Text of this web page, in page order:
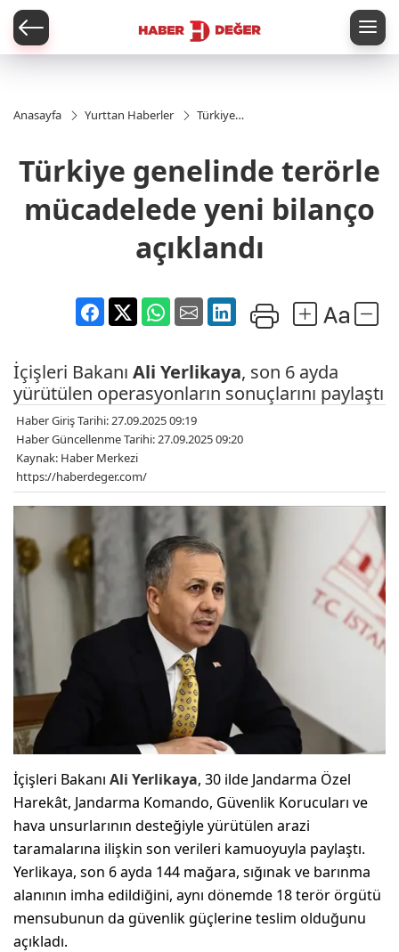
Anasayfa Yurttan Haberler
Türkiye
mücadelede
yeni bilanço
Türkiye genelinde terörle
mücadelede yeni bilanço
açıklandı
İçişleri Bakanı Ali Yerlikaya, son 6 ayda
yürütülen operasyonların sonuçlarını paylaştı
Haber Giriş Tarihi: 27.09.2025 09:19
Haber Güncellenme Tarihi: 27.09.2025 09:20
Kaynak: Haber Merkezi
https://haberdeger.com/
İçişleri Bakanı Ali Yerlikaya, 30 ilde Jandarma Özel
Harekât, Jandarma Komando, Güvenlik Korucuları ve
hava unsurlarının desteğiyle yürütülen arazi
taramalarına ilişkin son verileri kamuoyuyla paylaştı.
Yerlikaya, son 6 ayda 144 mağara, sığınak ve barınma
alanının imha edildiğini, aynı dönemde 18 terör örgütü
mensubunun da güvenlik güçlerine teslim olduğunu
açıkladı.